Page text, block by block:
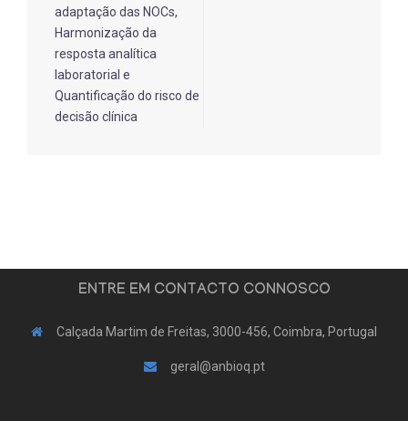
adaptação das NOCs,
Harmonização da
resposta analítica
laboratorial e
Quantificação do risco de
decisão clínica
ENTRE EM CONTACTO CONNOSCO
Calçada Martim de Freitas, 3000-456, Coimbra, Portugal
geral@anbioq.pt